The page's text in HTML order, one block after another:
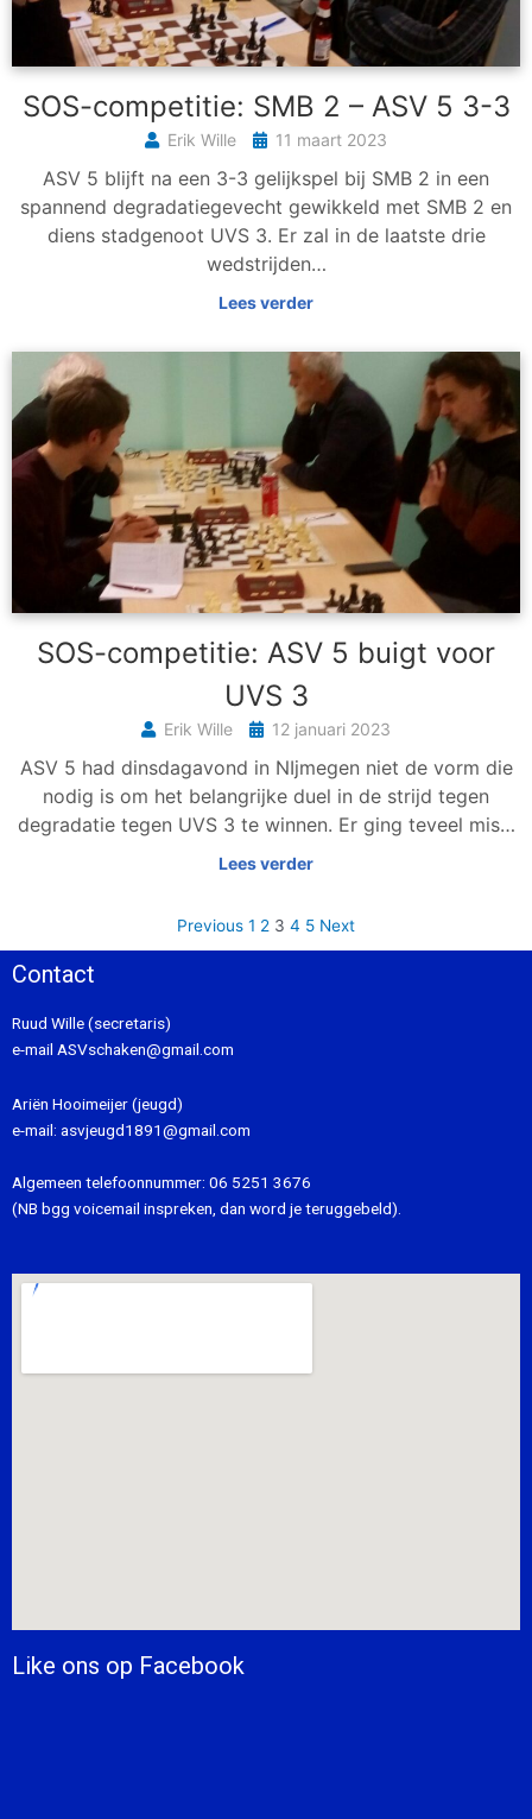
SOS-competitie: SMB 2 – ASV 5 3-3
Erik Wille 11 maart 2023
ASV 5 blijft na een 3-3 gelijkspel bij SMB 2 in een
spannend degradatiegevecht gewikkeld met SMB 2 en
diens stadgenoot UVS 3. Er zal in de laatste drie
wedstrijden…
Lees verder
SOS-competitie: ASV 5 buigt voor
UVS 3
Erik Wille 12 januari 2023
ASV 5 had dinsdagavond in NIjmegen niet de vorm die
nodig is om het belangrijke duel in de strijd tegen
degradatie tegen UVS 3 te winnen. Er ging teveel mis…
Lees verder
Previous 1 2 3 4 5 Next
Contact
Ruud Wille (secretaris)
e-mail ASVschaken@gmail.com
Ariën Hooimeijer (jeugd)
e-mail: asvjeugd1891@gmail.com
Algemeen telefoonnummer: 06 5251 3676
(NB bgg voicemail inspreken, dan word je teruggebeld).
Like ons op Facebook